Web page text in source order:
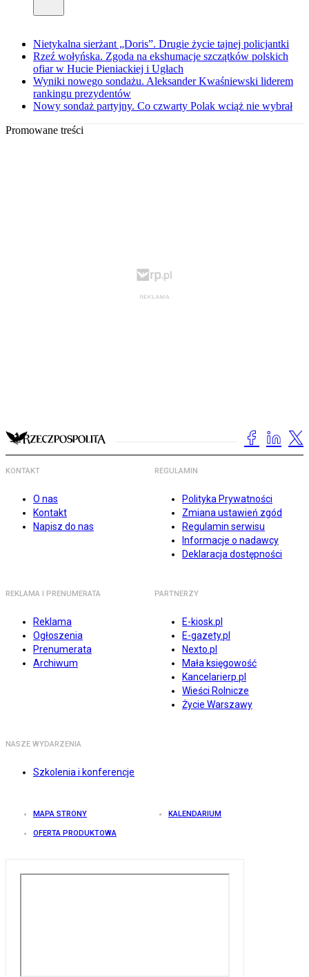
Nietykalna sierżant „Doris”. Drugie życie tajnej policjantki
Rzeź wołyńska. Zgoda na ekshumacje szczątków polskich
ofiar w Hucie Pieniackiej i Ugłach
Wyniki nowego sondażu. Aleksander Kwaśniewski liderem
rankingu prezydentów
Nowy sondaż partyjny. Co czwarty Polak wciąż nie wybrał
Promowane treści
KONTAKT
O nas
Kontakt
Napisz do nas
REGULAMIN
Polityka Prywatności
Zmiana ustawień zgód
Regulamin serwisu
Informacje o nadawcy
Deklaracja dostępności
REKLAMA I PRENUMERATA
Reklama
Ogłoszenia
Prenumerata
Archiwum
PARTNERZY
E-kiosk.pl
E-gazety.pl
Nexto.pl
Mała księgowość
Kancelarierp.pl
Wieści Rolnicze
Życie Warszawy
NASZE WYDARZENIA
Szkolenia i konferencje
MAPA STRONY KALENDARIUM
OFERTA PRODUKTOWA